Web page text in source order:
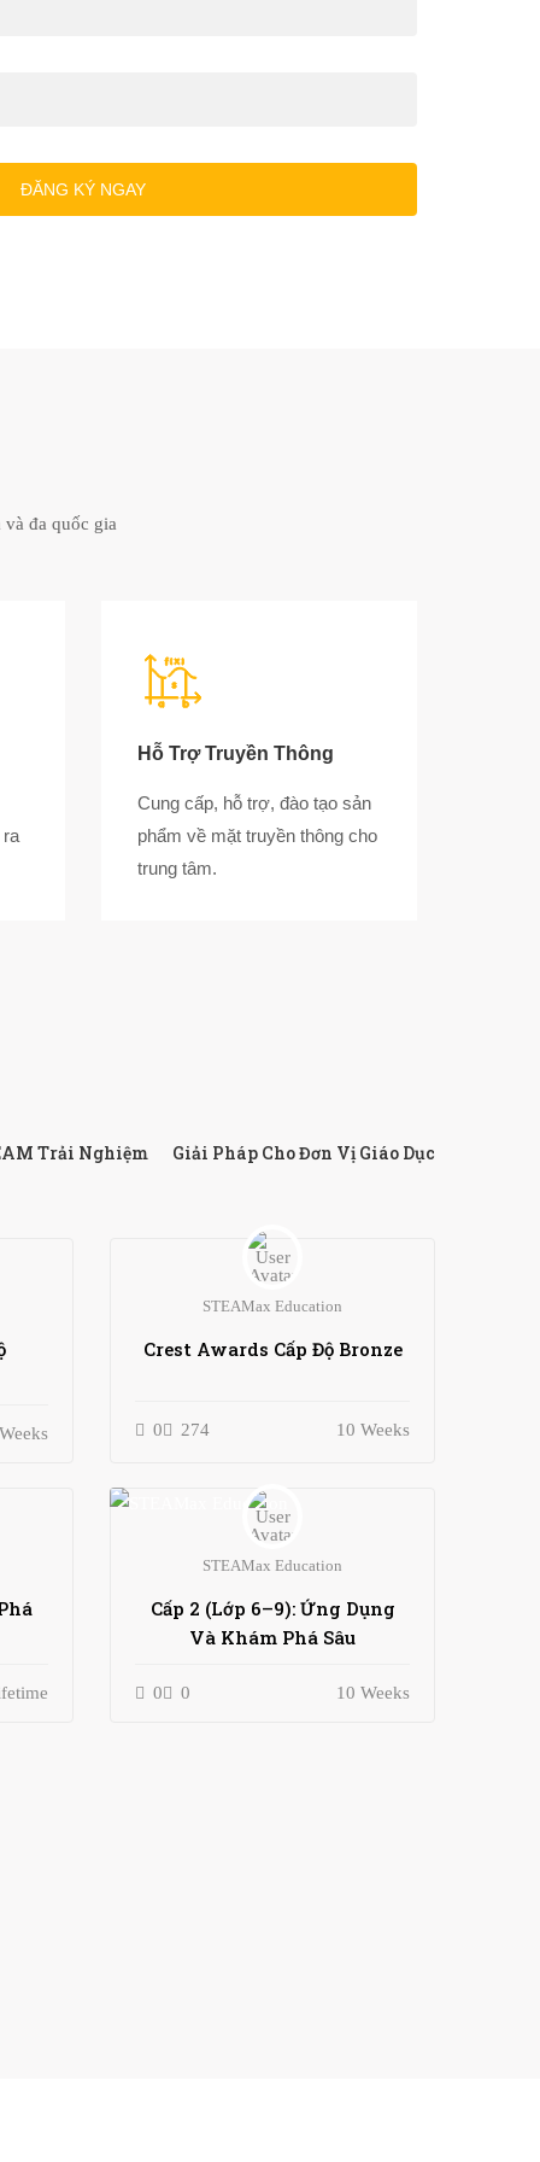
đa quốc gia
Hỗ Trợ Truyền Thông
Cung cấp, hỗ trợ, đào tạo sản
phẩm về mặt truyền thông cho
trung tâm.
Trải Nghiệm Giải Pháp Cho Đơn Vị Giáo Dục
STEAMax Education
Crest Awards Cấp Độ Bronze
0 274 10 Weeks
STEAMax Education
Cấp 2 (Lớp 6–9): Ứng Dụng
Và Khám Phá Sâu
0 0 10 Weeks